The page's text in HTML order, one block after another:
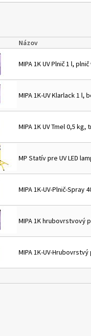
Názov
MIPA 1K UV Plnič 1 l,
MIPA 1K-UV Klarlack 1
MIPA 1K UV Tmel 0,5
MP Statív pre UV LED
MIPA 1K-UV-Plnič-
MIPA 1K hrubovrstvový
MIPA 1K-UV-